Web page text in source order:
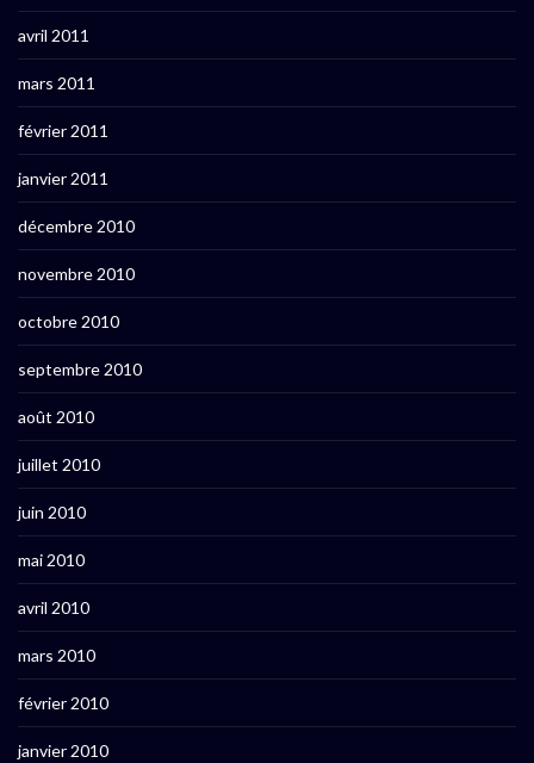
avril 2011
mars 2011
février 2011
janvier 2011
décembre 2010
novembre 2010
octobre 2010
septembre 2010
août 2010
juillet 2010
juin 2010
mai 2010
avril 2010
mars 2010
février 2010
janvier 2010